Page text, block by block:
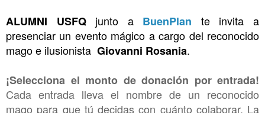
ALUMNI USFQ junto a BuenPlan te invita a
presenciar un evento mágico a cargo del reconocido
mago e ilusionista Giovanni Rosania.
¡Selecciona el monto de donación por entrada!
Cada entrada lleva el nombre de un reconocido
mago para que tú decidas con cuánto colaborar. La